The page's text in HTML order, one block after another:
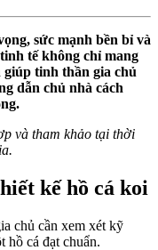
sức mạnh bền bỉ và
tinh tế không chỉ mang
giúp tinh thần gia chủ
dẫn chủ nhà cách
và tham khảo tại thời
kế hồ cá koi
chủ cần xem xét kỹ
hồ cá đạt chuẩn.